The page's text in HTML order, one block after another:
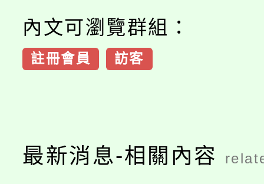
內文可瀏覽群組：
註冊會員 訪客
最新消息-相關內容